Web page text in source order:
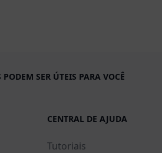
PODEM SER ÚTEIS PARA VOCÊ
CENTRAL DE AJUDA
Tutoriais